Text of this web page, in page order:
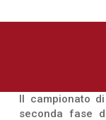
Il campionato
seconda fase